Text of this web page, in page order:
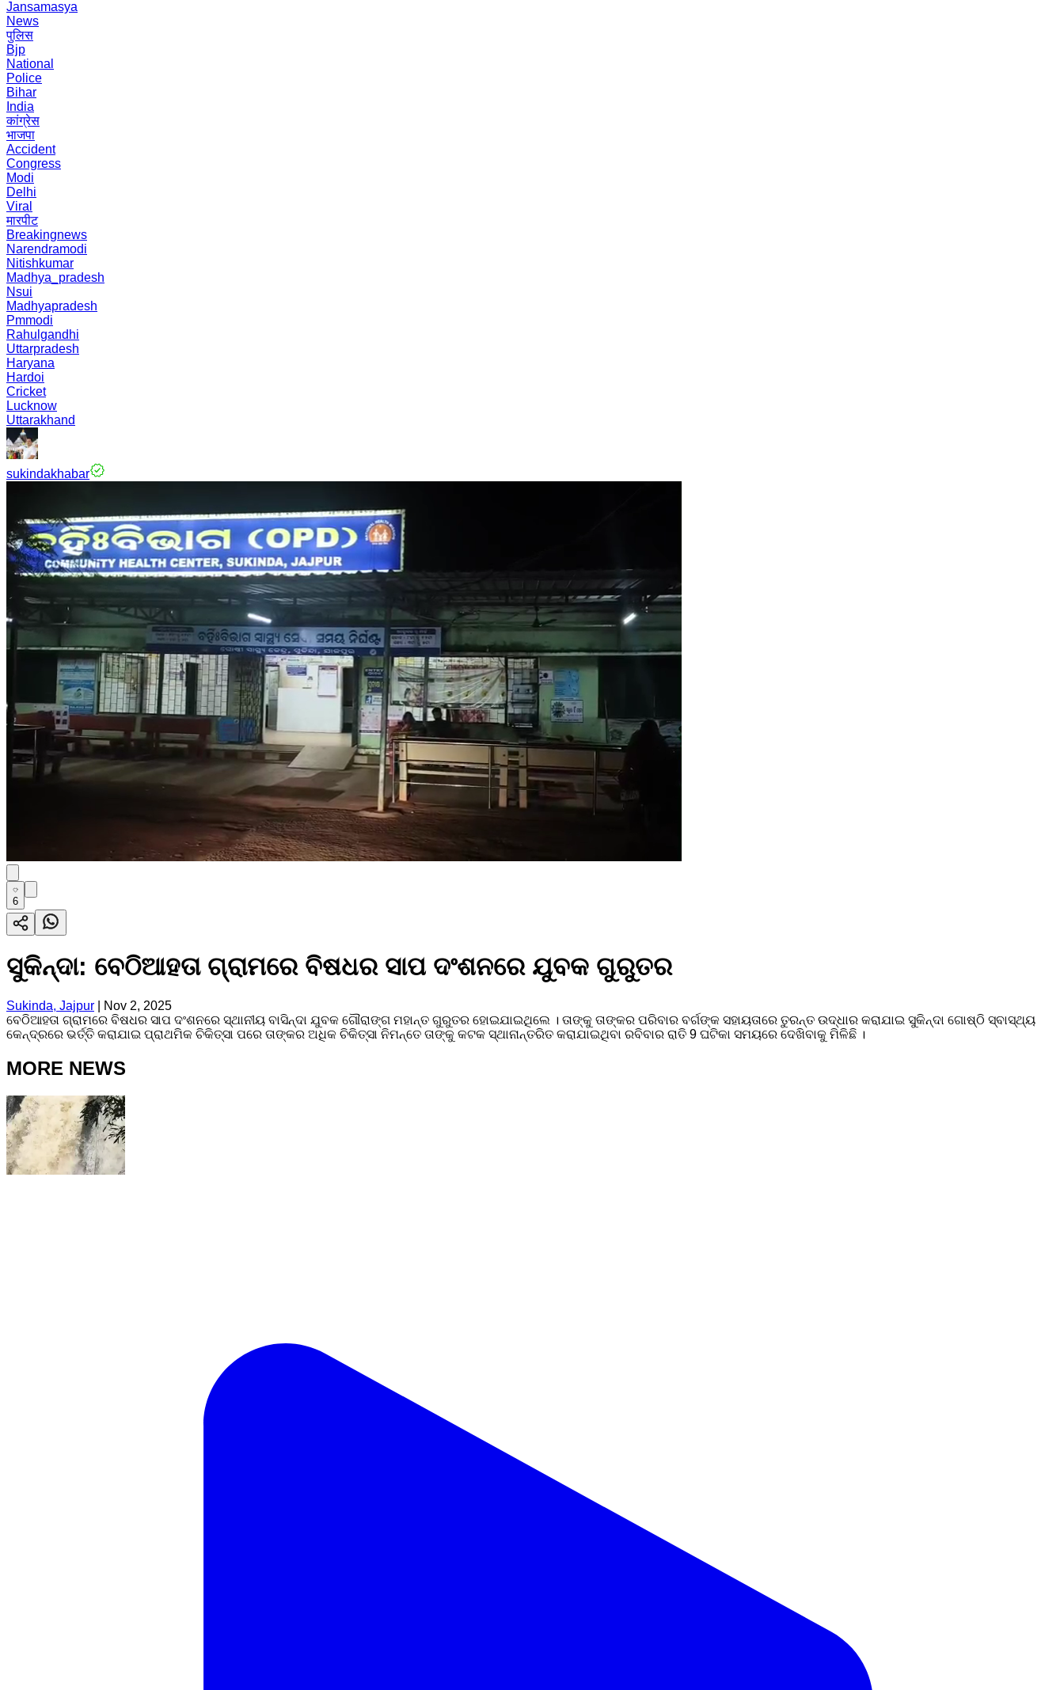
Jansamasya
News
पुलिस
Bjp
National
Police
Bihar
India
कांग्रेस
भाजपा
Accident
Congress
Modi
Delhi
Viral
मारपीट
Breakingnews
Narendramodi
Nitishkumar
Madhya_pradesh
Nsui
Madhyapradesh
Pmmodi
Rahulgandhi
Uttarpradesh
Haryana
Hardoi
Cricket
Lucknow
Uttarakhand
sukindakhabar
6
ସୁକିନ୍ଦା: ବେଠିଆହତା ଗ୍ରାମରେ ବିଷଧର ସାପ ଦଂଶନରେ ଯୁବକ ଗୁରୁତର
Sukinda, Jajpur
Nov 2, 2025
ବେଠିଆହତା ଗ୍ରାମରେ ବିଷଧର ସାପ ଦଂଶନରେ ସ୍ଥାନୀୟ ବାସିନ୍ଦା ଯୁବକ ଗୌରାଙ୍ଗ ମହାନ୍ତ ଗୁରୁତର ହୋଇଯାଇଥିଲେ । ତାଙ୍କୁ ତାଙ୍କର ପରିବାର ବର୍ଗଙ୍କ ସହାୟତାରେ ତୁରନ୍ତ ଉଦ୍ଧାର କରାଯାଇ ସୁକିନ୍ଦା ଗୋଷ୍ଠି ସ୍ବାସ୍ଥ୍ୟ
କେନ୍ଦ୍ରରେ ଭର୍ତ୍ତି କରାଯାଇ ପ୍ରାଥମିକ ଚିକିତ୍ସା ପରେ ତାଙ୍କର ଅଧିକ ଚିକିତ୍ସା ନିମନ୍ତେ ତାଙ୍କୁ କଟକ ସ୍ଥାନାନ୍ତରିତ କରାଯାଇଥିବା ରବିବାର ରାତି 9 ଘଟିକା ସମୟରେ ଦେଖିବାକୁ ମିଳିଛି ।
MORE NEWS